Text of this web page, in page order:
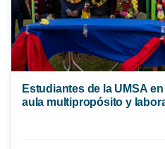
Estudiantes de la UMSA
aula multipropósito y